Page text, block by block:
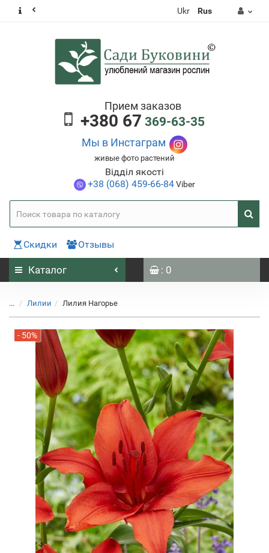
Ukr Rus
Прием заказов
+380 67 369-63-35
Мы в Инстаграм
живые фото растений
Відділ якості
+38 (068) 459-66-84Viber
Скидки Отзывы
Каталог : 0
... Лилии Лилия Нагорье
- 50%